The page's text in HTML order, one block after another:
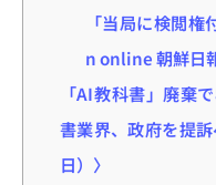
「当局に検閲
n online 朝鮮日
「AI教科書」廃棄
書業界、政府を提
日）〉